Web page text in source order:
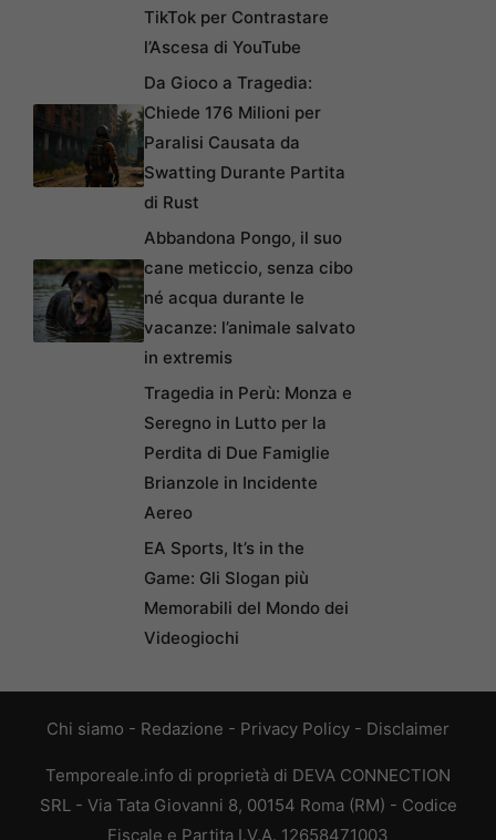
TikTok per Contrastare
l’Ascesa di YouTube
Da Gioco a Tragedia:
Chiede 176 Milioni per
Paralisi Causata da
Swatting Durante Partita
di Rust
Abbandona Pongo, il suo
cane meticcio, senza cibo
né acqua durante le
vacanze: l’animale salvato
in extremis
Tragedia in Perù: Monza e
Seregno in Lutto per la
Perdita di Due Famiglie
Brianzole in Incidente
Aereo
EA Sports, It’s in the
Game: Gli Slogan più
Memorabili del Mondo dei
Videogiochi
Chi siamo - Redazione - Privacy Policy - Disclaimer
Temporeale.info di proprietà di DEVA CONNECTION
SRL - Via Tata Giovanni 8, 00154 Roma (RM) - Codice
Fiscale e Partita I.V.A. 12658471003